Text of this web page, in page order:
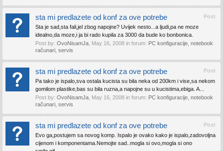
Post
sta mi predlazete od konf za ove potrebe
Sta je sad,sta fali,jel zbog napojne? Uvijek nesto...a ljudi,pa ne moze
idealno,da moze,i ja bi rado kupila za 3000 da bude ko bonbonica.
Post by: OvoNisamJa May 16, 2008 in forum: PC konfiguracije, notebook
računari, servis
Post
sta mi predlazete od konf za ove potrebe
Pa tako je ispalo,sva ostala kucista su bila neka od 200km i vise,sa nekom
gomilom plastike,bas su bila ruzna,a napojne su u kucistima,ebiga. A...
Post by: OvoNisamJa May 16, 2008 in forum: PC konfiguracije, notebook
računari, servis
Post
sta mi predlazete od konf za ove potrebe
Evo ga,postujem sa novog komp. Ispalo je ovako kako je ispalo,zadovoljna
cijenom i komponentama.Nemojte sad..mogla si ovo,mogla si ono